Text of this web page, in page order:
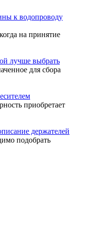
к водопроводу
на принятие
лучше выбрать
для сбора
приобретает
держателей
подобрать